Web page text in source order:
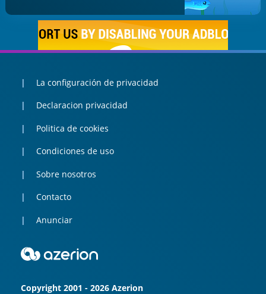
La configuración de privacidad
Declaracion privacidad
Politica de cookies
Condiciones de uso
Sobre nosotros
Contacto
Anunciar
Copyright 2001 - 2026 Azerion